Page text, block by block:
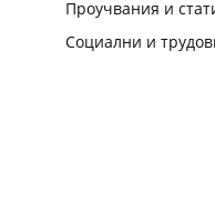
Проучвания и
Социални и